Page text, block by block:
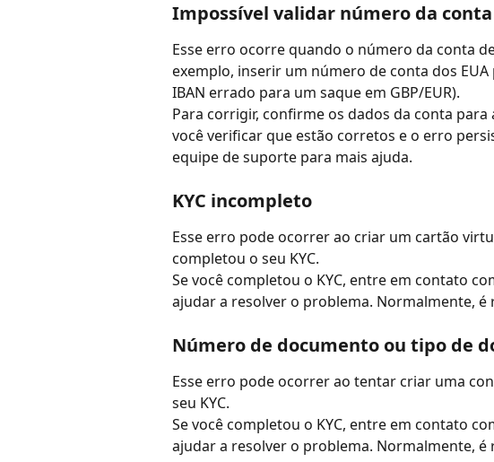
Impossível validar número da conta
Esse erro ocorre quando o número da conta
exemplo, inserir um número de conta dos
IBAN errado para um saque em GBP/EUR).
Para corrigir, confirme os dados da conta para
você verificar que estão corretos e o erro
equipe de suporte para mais ajuda.
KYC incompleto
Esse erro pode ocorrer ao criar um cartão
completou o seu KYC.
Se você completou o KYC, entre em contato
ajudar a resolver o problema. Normalmente,
Número de documento ou tipo de
Esse erro pode ocorrer ao tentar criar uma
seu KYC.
Se você completou o KYC, entre em contato
ajudar a resolver o problema. Normalmente,